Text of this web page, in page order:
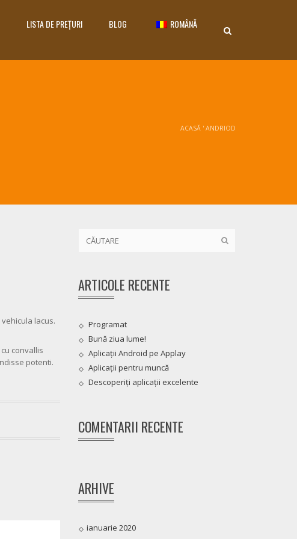
LISTA DE PREȚURI BLOG ROMÂNĂ
ACASĂ ' ANDRIOD
lacus.
convallis
potenti.
ARTICOLE RECENTE
Programat
Bună ziua lume!
Aplicații Android pe Applay
Aplicații pentru muncă
Descoperiți aplicații excelente
COMENTARII RECENTE
ARHIVE
ianuarie 2020